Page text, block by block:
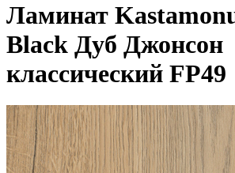
Ламинат
Black Дуб Джонсон
классический FP49